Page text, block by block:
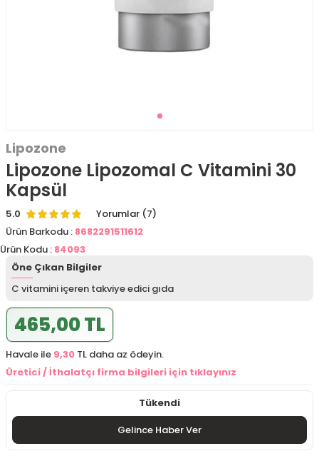
Lipozone
Lipozone Lipozomal C Vitamini 30
Kapsül
5.0
Yorumlar (7)
Ürün Barkodu : 8682291511612
Ürün Kodu : 84093
Öne Çıkan Bilgiler
C vitamini içeren takviye edici gıda
465,00 TL
Havale ile 9,30 TL daha az ödeyin.
Üretici / İthalatçı firma bilgileri için tıklayınız
Tükendi
Gelince Haber Ver